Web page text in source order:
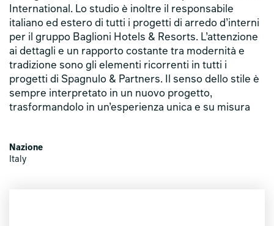
International. Lo studio è inoltre il responsabile
italiano ed estero di tutti i progetti di arredo d’interni
per il gruppo Baglioni Hotels & Resorts. L’attenzione
ai dettagli e un rapporto costante tra modernità e
tradizione sono gli elementi ricorrenti in tutti i
progetti di Spagnulo & Partners. Il senso dello stile è
sempre interpretato in un nuovo progetto,
trasformandolo in un’esperienza unica e su misura
Nazione
Italy